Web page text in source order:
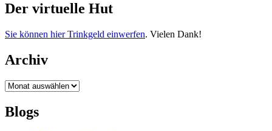
Der virtuelle Hut
Sie können hier Trinkgeld einwerfen. Vielen Dank!
Archiv
Archiv
Blogs